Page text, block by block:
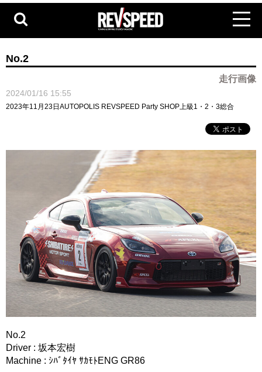
No.2
走行画像
2024/01/16 15:55
2023年11月23日AUTOPOLIS REVSPEED Party SHOP上級1・2・3総合
No.2
Driver : 坂本宏樹
Machine : ｼﾊﾞﾀｲﾔ ｻｶﾓﾄENG GR86